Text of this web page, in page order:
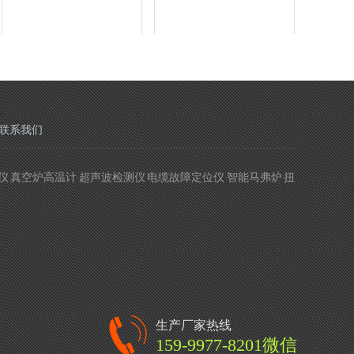
系我们
真空炉高温计 超声波检测仪 电缆故障定位仪 智能马弗炉 扭
生产厂家热线
159-9977-8201微信